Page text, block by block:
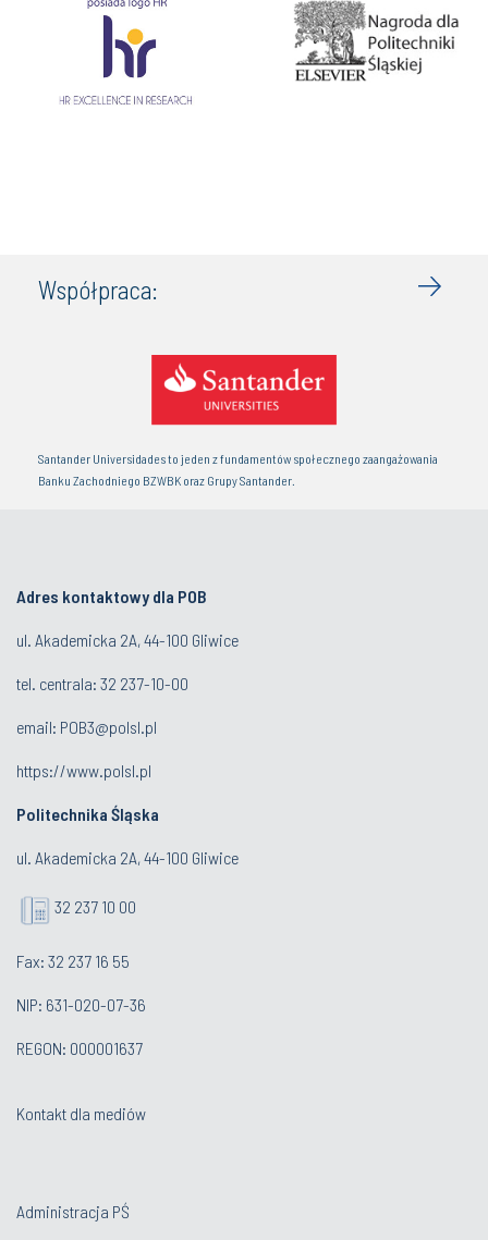
Współpraca:
Santander Universidades to jeden z fundamentów społecznego zaangażowania
Banku Zachodniego BZWBK oraz Grupy Santander.
Adres kontaktowy dla POB
ul. Akademicka 2A, 44-100 Gliwice
tel. centrala: 32 237-10-00
email: POB3@polsl.pl
https://www.polsl.pl
Politechnika Śląska
ul. Akademicka 2A, 44-100 Gliwice
32 237 10 00
Fax: 32 237 16 55
NIP: 631-020-07-36
REGON: 000001637
Kontakt dla mediów
Administracja PŚ